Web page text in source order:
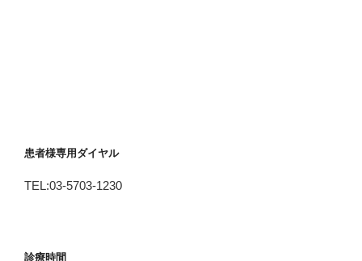
患者様専用ダイヤル
TEL:03-5703-1230
診療時間